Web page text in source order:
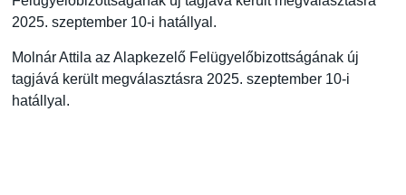
2025. szeptember 10-i hatállyal.
Molnár Attila az Alapkezelő Felügyelőbizottságának új
tagjává került megválasztásra 2025. szeptember 10-i
hatállyal.